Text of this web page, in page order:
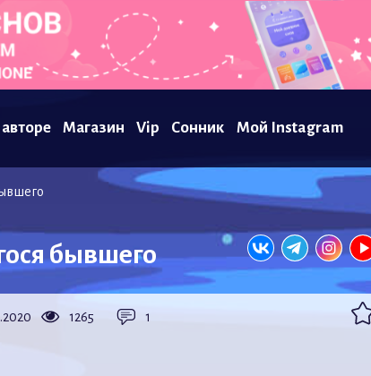
Магазин Vip Сонник Мой Instagram
бывшего
1265 1